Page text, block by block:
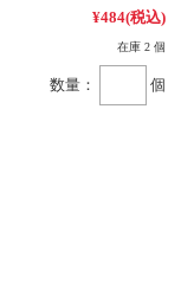
¥484(税込)
在庫 2 個
数量： 個